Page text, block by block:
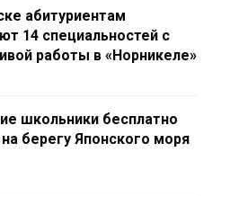
абитуриентам
14 специальностей с
работы в «Норникеле»
школьники бесплатно
берегу Японского моря